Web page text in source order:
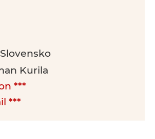
Kurila
***
***